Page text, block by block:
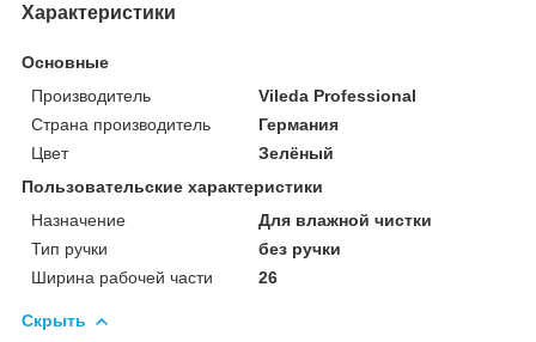
Характеристики
Основные
Производитель
Vileda Professional
Страна производитель
Германия
Цвет
Зелёный
Пользовательские характеристики
Назначение
Для влажной чистки
Тип ручки
без ручки
Ширина рабочей части
26
Скрыть